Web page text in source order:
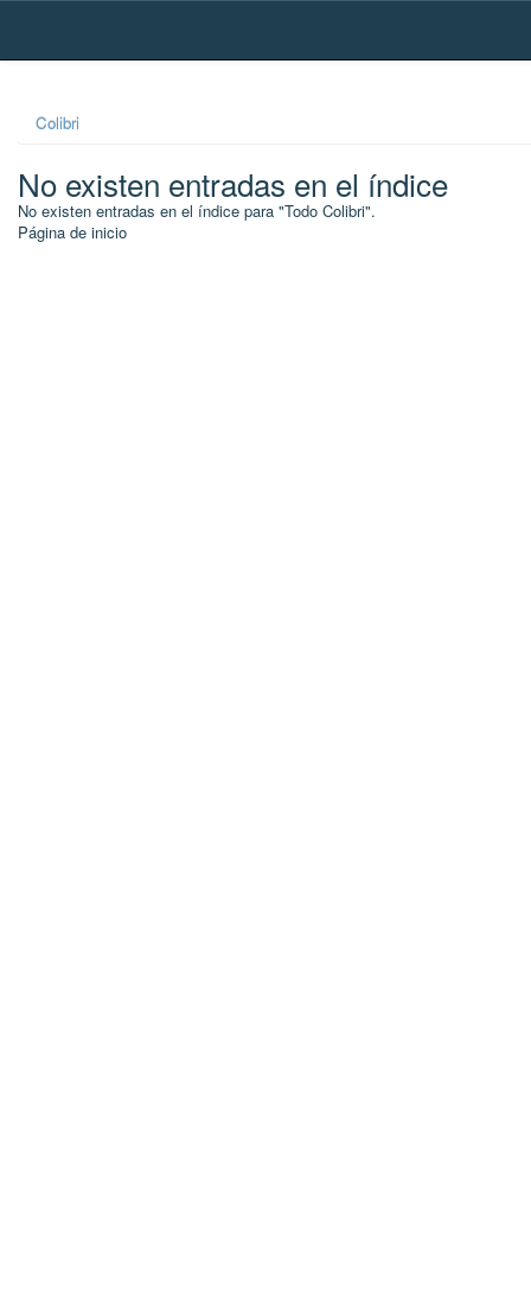
Skip
Colibri
No existen entradas en el índice
No existen entradas en el índice para "Todo Colibri".
Página de inicio